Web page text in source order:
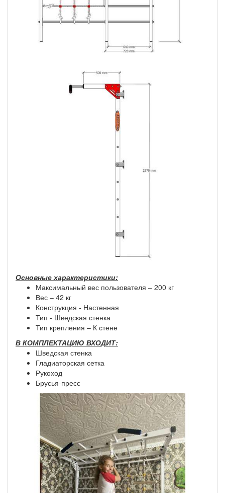
Основные характеристики:
Максимальный вес пользователя – 200 кг
Вес – 42 кг
Конструкция - Настенная
Тип - Шведская стенка
Тип крепления – К стене
В КОМПЛЕКТАЦИЮ ВХОДИТ:
Шведская стенка
Гладиаторская сетка
Рукоход
Брусья-пресс